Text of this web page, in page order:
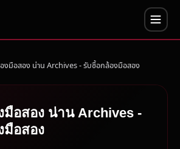
งมือสอง น่าน Archives - รับซื้อกล้องมือสอง
มือสอง น่าน Archives -
มือสอง